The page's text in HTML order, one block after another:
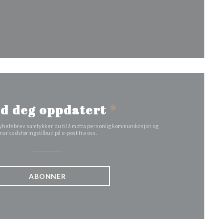
deg oppdatert *
samtykker du til å motta personlig kommunikasjon og
på e-post fra oss.
ABONNER